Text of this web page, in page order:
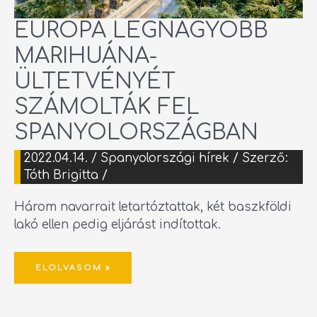
EURÓPA LEGNAGYOBB
MARIHUÁNA-
ÜLTETVÉNYÉT
SZÁMOLTÁK FEL
SPANYOLORSZÁGBAN
2022.04.14. / Spanyolországi hírek / Szerző:
Tóth Brigitta /
Három navarrait letartóztattak, két baszkföldi
lakó ellen pedig eljárást indítottak.
ELOLVASOM »